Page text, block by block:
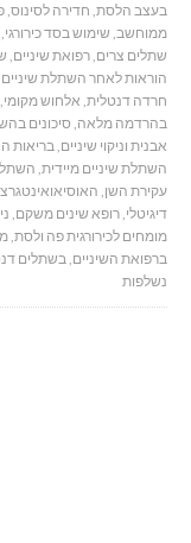
בעצב הלסת, חדירה לסינוס,
ממוחשב, שימוש בסד כירורגי,
שתלים צרים,רפואת שיניים,
הוראות לאחר השתלת שיניים
חרדה דנטלית, אלחוש מקומי,
בהרדמה מלאה, סיכונים
אבנית וניקוי שיניים,בריאות
השתלת שיניים מיידית,
עקירת השן,
דיגיטלי,רופא שינים משקם,
מומחים לכירורגית פה ולסת,
ברפואת השיניים,בשתלים
נשלפות